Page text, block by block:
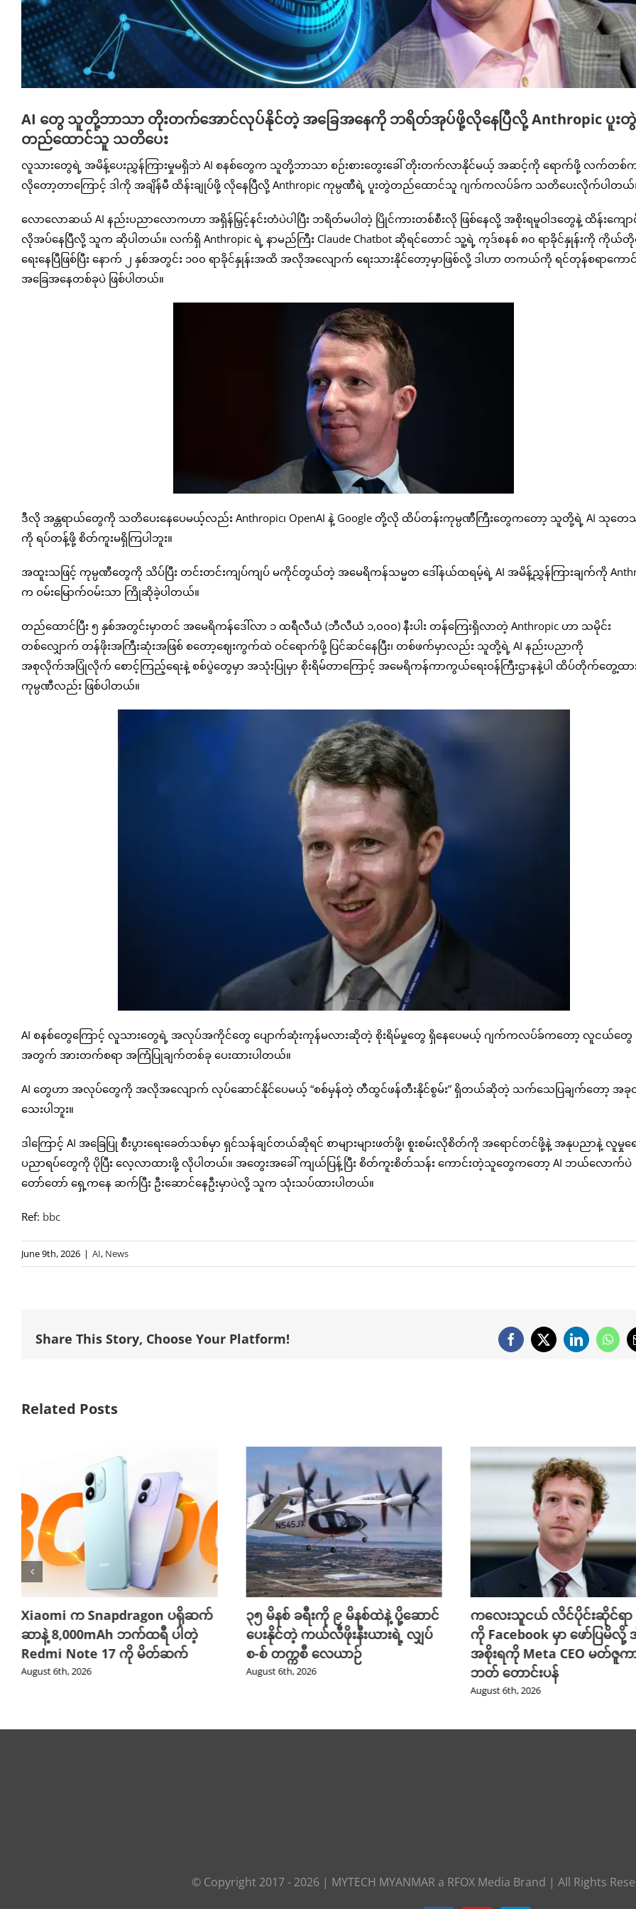
AI တွေ သူတို့ဘာသာ တိုးတက်အောင်လုပ်နိုင်တဲ့ အခြေအနေကို ဘရိတ်အုပ်ဖို့လိုနေပြီလို့ Anthropic ပူးတွဲ
တည်ထောင်သူ သတိပေး
လူသားတွေရဲ့ အမိန့်ပေးညွှန်ကြားမှုမရှိဘဲ AI စနစ်တွေက သူတို့ဘာသာ စဉ်းစားတွေးခေါ် တိုးတက်လာနိုင်မယ့် အဆင့်ကို ရောက်ဖို့ လက်တစ်က
လိုတော့တာကြောင့် ဒါကို အချိန်မီ ထိန်းချုပ်ဖို့ လိုနေပြီလို့ Anthropic ကုမ္ပဏီရဲ့ ပူးတွဲတည်ထောင်သူ ဂျက်ကလပ်ခ်က သတိပေးလိုက်ပါတယ်
လောလောဆယ် AI နည်းပညာလောကဟာ အရှိန်မြှင့်နင်းတံပဲပါပြီး ဘရိတ်မပါတဲ့ ပြိုင်ကားတစ်စီးလို ဖြစ်နေလို့ အစိုးရမူဝါဒတွေနဲ့ ထိန်းကျော
လိုအပ်နေပြီလို့ သူက ဆိုပါတယ်။ လက်ရှိ Anthropic ရဲ့ နာမည်ကြီး Claude Chatbot ဆိုရင်တောင် သူ့ရဲ့ ကုဒ်စနစ် ၈၀ ရာခိုင်နှုန်းကို ကိုယ်တို
ရေးနေပြီဖြစ်ပြီး နောက် ၂ နှစ်အတွင်း ၁၀၀ ရာခိုင်နှုန်းအထိ အလိုအလျောက် ရေးသားနိုင်တော့မှာဖြစ်လို့ ဒါဟာ တကယ်ကို ရင်တုန်စရာကော
အခြေအနေတစ်ခုပဲ ဖြစ်ပါတယ်။
ဒီလို အန္တရာယ်တွေကို သတိပေးနေပေမယ့်လည်း Anthropic၊ OpenAI နဲ့ Google တို့လို ထိပ်တန်းကုမ္ပဏီကြီးတွေကတော့ သူတို့ရဲ့ AI သုတ
ကို ရပ်တန့်ဖို့ စိတ်ကူးမရှိကြပါဘူး။
အထူးသဖြင့် ကုမ္ပဏီတွေကို သိပ်ပြီး တင်းတင်းကျပ်ကျပ် မကိုင်တွယ်တဲ့ အမေရိကန်သမ္မတ ဒေါ်နယ်ထရမ့်ရဲ့ AI အမိန့်ညွှန်ကြားချက်ကို
က ဝမ်းမြောက်ဝမ်းသာ ကြိုဆိုခဲ့ပါတယ်။
တည်ထောင်ပြီး ၅ နှစ်အတွင်းမှာတင် အမေရိကန်ဒေါ်လာ ၁ ထရီလီယံ (ဘီလီယံ ၁,၀၀၀) နီးပါး တန်ကြေးရှိလာတဲ့ Anthropic ဟာ သမိုင်း
တစ်လျှောက် တန်ဖိုးအကြီးဆုံးအဖြစ် စတော့ဈေးကွက်ထဲ ဝင်ရောက်ဖို့ ပြင်ဆင်နေပြီး၊ တစ်ဖက်မှာလည်း သူတို့ရဲ့ AI နည်းပညာကို
အစုလိုက်အပြုံလိုက် စောင့်ကြည့်ရေးနဲ့ စစ်ပွဲတွေမှာ အသုံးပြုမှာ စိုးရိမ်တာကြောင့် အမေရိကန်ကာကွယ်ရေးဝန်ကြီးဌာနနဲ့ပါ ထိပ်တိုက်တွေ့ထ
ကုမ္ပဏီလည်း ဖြစ်ပါတယ်။
AI စနစ်တွေကြောင့် လူသားတွေရဲ့ အလုပ်အကိုင်တွေ ပျောက်ဆုံးကုန်မလားဆိုတဲ့ စိုးရိမ်မှုတွေ ရှိနေပေမယ့် ဂျက်ကလပ်ခ်ကတော့ လူငယ်တွေ
အတွက် အားတက်စရာ အကြံပြုချက်တစ်ခု ပေးထားပါတယ်။
AI တွေဟာ အလုပ်တွေကို အလိုအလျောက် လုပ်ဆောင်နိုင်ပေမယ့် “စစ်မှန်တဲ့ တီထွင်ဖန်တီးနိုင်စွမ်း” ရှိတယ်ဆိုတဲ့ သက်သေပြချက်တော့ အခု
သေးပါဘူး။
ဒါကြောင့် AI အခြေပြု စီးပွားရေးခေတ်သစ်မှာ ရှင်သန်ချင်တယ်ဆိုရင် စာများများဖတ်ဖို့၊ စူးစမ်းလိုစိတ်ကို အရောင်တင်ဖို့နဲ့ အနုပညာနဲ့ လူမှုရေ
ပညာရပ်တွေကို ပိုပြီး လေ့လာထားဖို့ လိုပါတယ်။ အတွေးအခေါ် ကျယ်ပြန့်ပြီး စိတ်ကူးစိတ်သန်း ကောင်းတဲ့သူတွေကတော့ AI ဘယ်လောက်ပဲ
တော်တော် ရှေ့ကနေ ဆက်ပြီး ဦးဆောင်နေဦးမှာပဲလို့ သူက သုံးသပ်ထားပါတယ်။
Ref: bbc
June 9th, 2026 | AI, News
Share This Story, Choose Your Platform! Facebook
X LinkedIn
Related Posts
Xiaomi က Snapdragon ပရိုဆက်
ဆာနဲ့ 8,000mAh ဘက်ထရီ ပါတဲ့
Redmi Note 17 ကို မိတ်ဆက်
August 6th, 2026
၃၅ မိနစ် ခရီးကို ၉ မိနစ်ထဲနဲ့ ပို့ဆောင်
ပေးနိုင်တဲ့ ကယ်လီဖိုးနီးယားရဲ့ လျှပ်
စ-စ် တက္ကစီ လေယာဉ်
August 6th, 2026
ကလေးသူငယ် လိင်ပိုင်းဆိုင်ရာ
ကို Facebook မှာ ဖော်ပြမိလို့
အစိုးရကို Meta CEO မတ်ဇူက
ဘတ် တောင်းပန်
August 6th, 2026
© Copyright 2017 - 2026| MYTECH MYANMARa RFOX Media Brand | All Rights